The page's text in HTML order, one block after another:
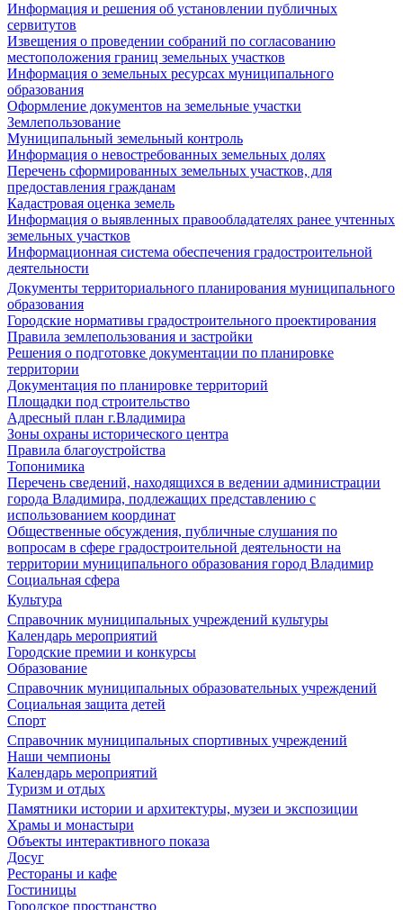
Информация и решения об установлении публичных
сервитутов
Извещения о проведении собраний по согласованию
местоположения границ земельных участков
Информация о земельных ресурсах муниципального
образования
Оформление документов на земельные участки
Землепользование
Муниципальный земельный контроль
Информация о невостребованных земельных долях
Перечень сформированных земельных участков, для
предоставления гражданам
Кадастровая оценка земель
Информация о выявленных правообладателях ранее учтенных
земельных участков
Информационная система обеспечения градостроительной
деятельности
Документы территориального планирования муниципального
образования
Городские нормативы градостроительного проектирования
Правила землепользования и застройки
Решения о подготовке документации по планировке
территории
Документация по планировке территорий
Площадки под строительство
Адресный план г.Владимира
Зоны охраны исторического центра
Правила благоустройства
Топонимика
Перечень сведений, находящихся в ведении администрации
города Владимира, подлежащих представлению с
использованием координат
Общественные обсуждения, публичные слушания по
вопросам в сфере градостроительной деятельности на
территории муниципального образования город Владимир
Социальная сфера
Культура
Справочник муниципальных учреждений культуры
Календарь мероприятий
Городские премии и конкурсы
Образование
Справочник муниципальных образовательных учреждений
Социальная защита детей
Спорт
Справочник муниципальных спортивных учреждений
Наши чемпионы
Календарь мероприятий
Туризм и отдых
Памятники истории и архитектуры, музеи и экспозиции
Храмы и монастыри
Объекты интерактивного показа
Досуг
Рестораны и кафе
Гостиницы
Городское пространство